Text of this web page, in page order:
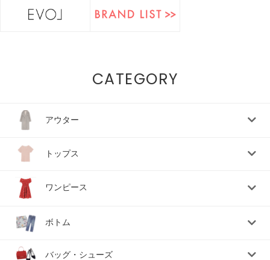
CATEGORY
アウター
トップス
ワンピース
ボトム
バッグ・シューズ